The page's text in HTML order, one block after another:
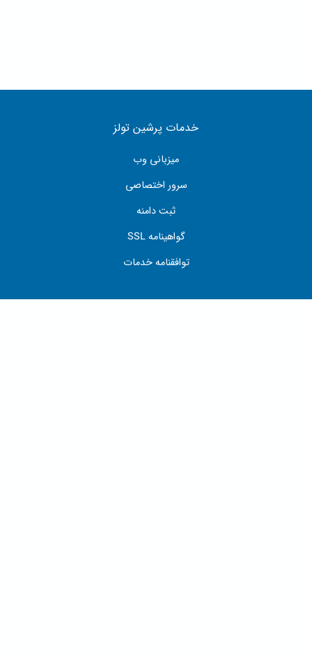
خدمات پرشین تولز
میزبانی وب
سرور اختصاصی
ثبت دامنه
گواهینامه SSL
توافقنامه خدمات
بخش پشتیبانی